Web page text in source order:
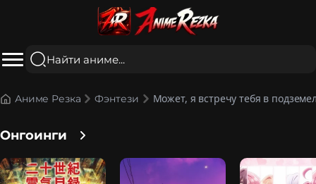
Аниме Резка Фэнтези Может, я встречу тебя в
Онгоинги